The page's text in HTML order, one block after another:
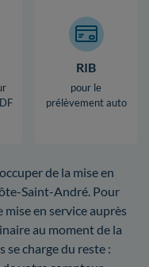
RIB
pour le
prélèvement auto
de la mise en
Saint-André. Pour
en service auprès
au moment de la
charge du reste :